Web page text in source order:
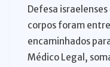
Defesa
corpos foram
encaminhados
Médico Legal,